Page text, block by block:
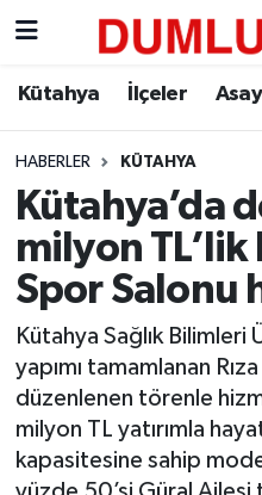
Kütahya İlçeler
HABERLER KÜTAHYA
Kütahya’da
milyon TL’lik
Spor Salonu
Kütahya Sağlık
yapımı tamamlanan
düzenlenen törenle
milyon TL yatırımla
kapasitesine sahip
Asayiş
Diğer
Dünya
Eğitim
Ekonomi
Eleman
Emlak
Kütahya Hava
Kütahya Trafik
Süper Lig Puan
Tüm Manşetler
Son Dakika Haberleri
Haber Arşivi